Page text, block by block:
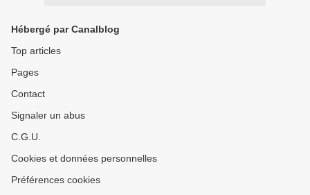
Hébergé par Canalblog
Top articles
Pages
Contact
Signaler un abus
C.G.U.
Cookies et données personnelles
Préférences cookies